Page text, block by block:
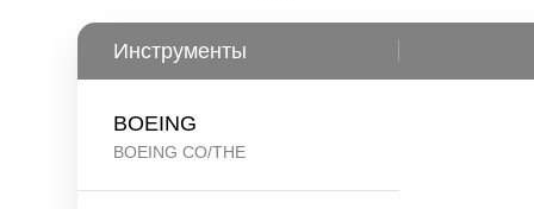
Инструменты
BOEING
BOEING CO/THE